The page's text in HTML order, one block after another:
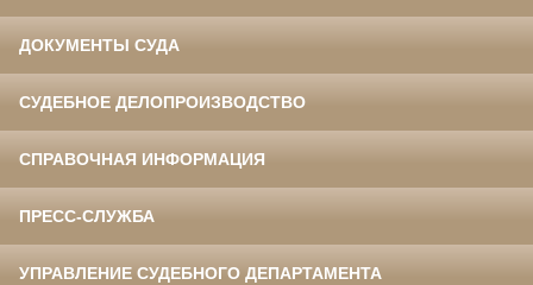
ДОКУМЕНТЫ СУДА
СУДЕБНОЕ ДЕЛОПРОИЗВОДСТВО
СПРАВОЧНАЯ ИНФОРМАЦИЯ
ПРЕСС-СЛУЖБА
УПРАВЛЕНИЕ СУДЕБНОГО ДЕПАРТАМЕНТА